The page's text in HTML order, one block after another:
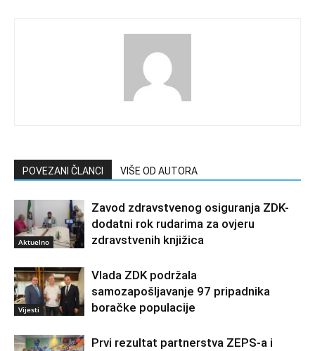
POVEZANI ČLANCI VIŠE OD AUTORA
Aktuelno
Zavod zdravstvenog osiguranja ZDK-
dodatni rok rudarima za ovjeru
zdravstvenih knjižica
Vijesti
Vlada ZDK podržala
samozapošljavanje 97 pripadnika
boračke populacije
Prvi rezultat partnerstva ZEPS-a i